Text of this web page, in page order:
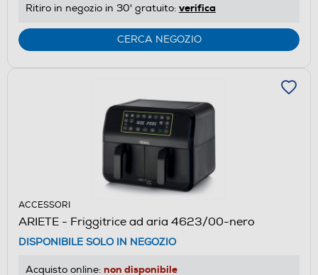
Ritiro in negozio in 30' gratuito: verifica
CERCA NEGOZIO
ACCESSORI
ARIETE - Friggitrice ad aria 4623/00-nero
DISPONIBILE SOLO IN NEGOZIO
Acquisto online: non disponibile